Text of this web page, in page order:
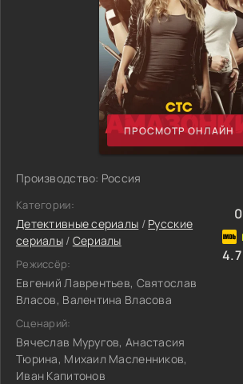
ПРОСМОТР ОНЛАЙН
Производство: Россия
Категории:
Детективные сериалы / Русские
сериалы/ Сериалы
Режиссёр:
Евгений Лаврентьев, Святослав
Власов, Валентина Власова
Сценарий:
Вячеслав Муругов, Анастасия
Тюрина, Михаил Масленников,
Иван Капитонов
0
4.7